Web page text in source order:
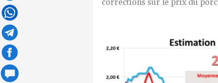
corrections sur le prix du